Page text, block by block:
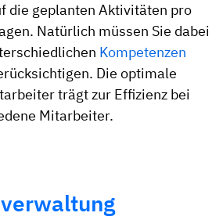
die geplanten Aktivitäten pro
Natürlich müssen Sie dabei
Kompetenzen
Die optimale
trägt zur Effizienz bei
Mitarbeiter.